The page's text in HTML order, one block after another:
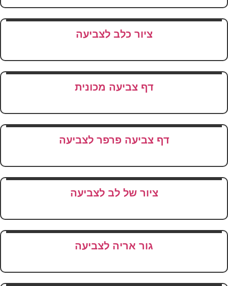
ציור כלב לצביעה
דף צביעה מכונית
דף צביעה פרפר לצביעה
ציור של לב לצביעה
גור אריה לצביעה